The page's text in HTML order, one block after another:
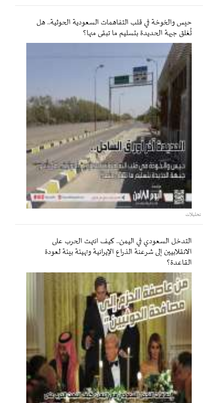
حيس والخوخة في قلب التفاهمات السعودية الحوثية.. هل
تُغلق جبهة الحديدة بتسليم ما تبقى منها؟
تحليلات
التدخل السعودي في اليمن.. كيف انتهت الحرب على
الانقلابيين إلى شرعنة الذراع الإيرانية وتهيئة بيئة لعودة
القاعدة؟